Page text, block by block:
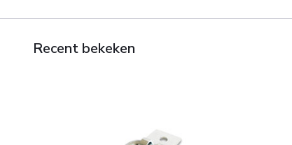
Recent bekeken